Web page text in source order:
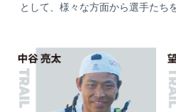
として、様々な方面から選手たち